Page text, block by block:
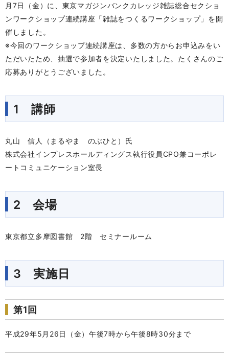
月7日（金）に、東京マガジンバンクカレッジ雑誌総合セクショ
ンワークショップ連続講座「雑誌をつくるワークショップ」を開
催しました。
※今回のワークショップ連続講座は、多数の方からお申込みをい
ただいたため、抽選で参加者を決定いたしました。たくさんのご
応募ありがとうございました。
1 講師
丸山 信人（まるやま のぶひと）氏
株式会社インプレスホールディングス執行役員CPO兼コーポレ
ートコミュニケーション室長
2 会場
東京都立多摩図書館 2階 セミナールーム
3 実施日
第1回
平成29年5月26日（金）午後7時から午後8時30分まで